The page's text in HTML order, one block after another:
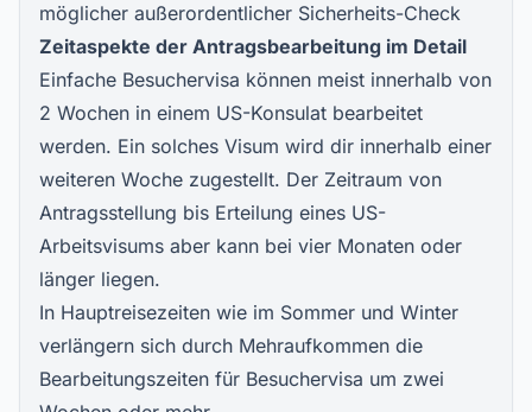
möglicher außerordentlicher Sicherheits-Check
Zeitaspekte der Antragsbearbeitung im Detail
Einfache Besuchervisa können meist innerhalb von
2 Wochen in einem US-Konsulat bearbeitet
werden. Ein solches Visum wird dir innerhalb einer
weiteren Woche zugestellt. Der Zeitraum von
Antragsstellung bis Erteilung eines US-
Arbeitsvisums aber kann bei vier Monaten oder
länger liegen.
In Hauptreisezeiten wie im Sommer und Winter
verlängern sich durch Mehraufkommen die
Bearbeitungszeiten für Besuchervisa um zwei